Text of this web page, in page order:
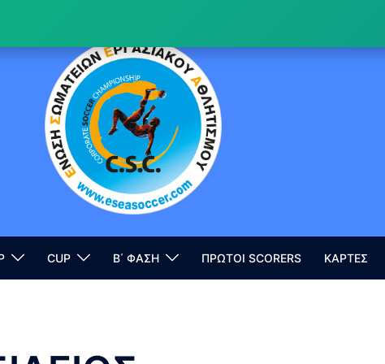
CUP Β΄ ΦΑΣΗ ΠΡΩΤΟΙ SCORERS ΚΑΡΤΕΣ